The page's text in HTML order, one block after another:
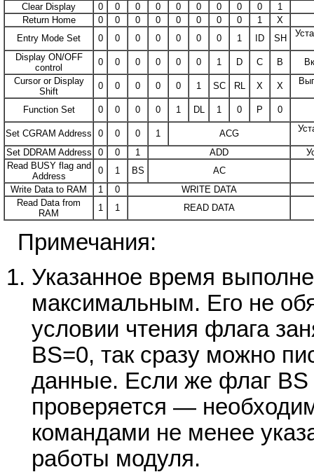
Clear Display
0 0 0 0 0 0 0 0 0
1
Return Home
0 0 0 0 0 0 0 0 1
X
Entry Mode Set
0 0 0 0 0 0 0 1 ID SH
Display ON/OFF
control
0 0 0 0 0 0 1 D C B
Cursor or Display
Shift
0 0 0 0 0 1 SС RL X X
Function Set 0 0 0 0 1 DL 1 0 P 0
Set CGRAM Address 0 0 0 1 ACG
Set DDRAM Address 0 0 1 ADD
Read BUSY flag and
Address
0 1 BS
AC
Write Data to RAM
1 0
WRITE DATA
Read Data from
RAM
1 1 READ DATA
Примечания:
Указанное время
максимальным. Его не
условии чтения флага
BS=0, так сразу можно
данные. Если же флаг
проверяется —
командами не менее
работы модуля.